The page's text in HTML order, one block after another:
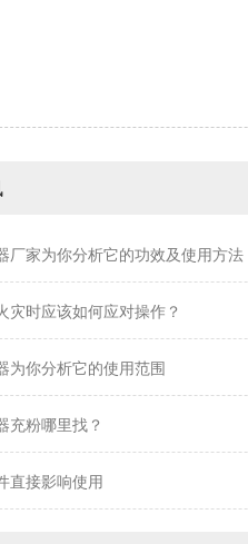
厂家为你分析它的功效及使用方法
灾时应该如何应对操作？
为你分析它的使用范围
充粉哪里找？
直接影响使用